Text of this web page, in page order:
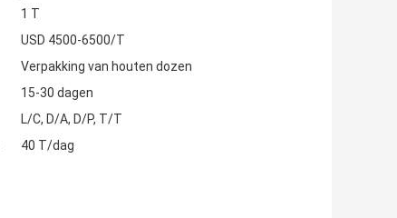
1 T
USD 4500-6500/T
Verpakking van houten dozen
15-30 dagen
L/C, D/A, D/P, T/T
40 T/dag